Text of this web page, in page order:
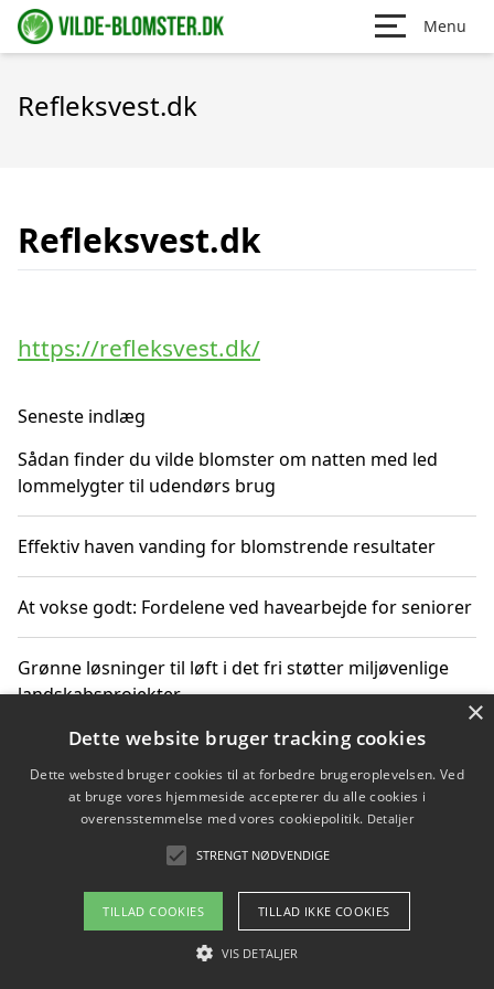
Menu
Refleksvest.dk
Refleksvest.dk
https://refleksvest.dk/
Seneste indlæg
Sådan finder du vilde blomster om natten med led
lommelygter til udendørs brug
Effektiv haven vanding for blomstrende resultater
At vokse godt: Fordelene ved havearbejde for seniorer
Grønne løsninger til løft i det fri støtter miljøvenlige
landskabsprojekter
Gør haven til et frirum for familien og naturen
Copyright 2026 - Pilanto Aps
Om / kontakt
Blog Betingelser
×
Dette website bruger tracking cookies
Dette websted bruger cookies til at forbedre brugeroplevelsen. Ved
at bruge vores hjemmeside accepterer du alle cookies i
overensstemmelse med vores cookiepolitik. Detaljer
STRENGT NØDVENDIGE
TILLAD COOKIES TILLAD IKKE COOKIES
VIS DETALJER